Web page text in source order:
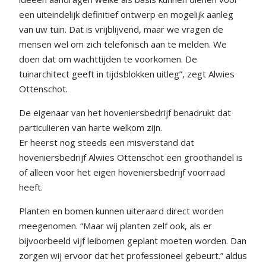
een uiteindelijk definitief ontwerp en mogelijk aanleg
van uw tuin. Dat is vrijblijvend, maar we vragen de
mensen wel om zich telefonisch aan te melden. We
doen dat om wachttijden te voorkomen. De
tuinarchitect geeft in tijdsblokken uitleg”, zegt Alwies
Ottenschot.
De eigenaar van het hoveniersbedrijf benadrukt dat
particulieren van harte welkom zijn.
Er heerst nog steeds een misverstand dat
hoveniersbedrijf Alwies Ottenschot een groothandel is
of alleen voor het eigen hoveniersbedrijf voorraad
heeft.
Planten en bomen kunnen uiteraard direct worden
meegenomen. “Maar wij planten zelf ook, als er
bijvoorbeeld vijf leibomen geplant moeten worden. Dan
zorgen wij ervoor dat het professioneel gebeurt.” aldus